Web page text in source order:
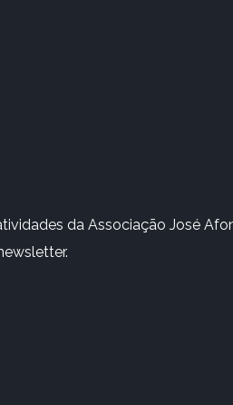
da Associação José